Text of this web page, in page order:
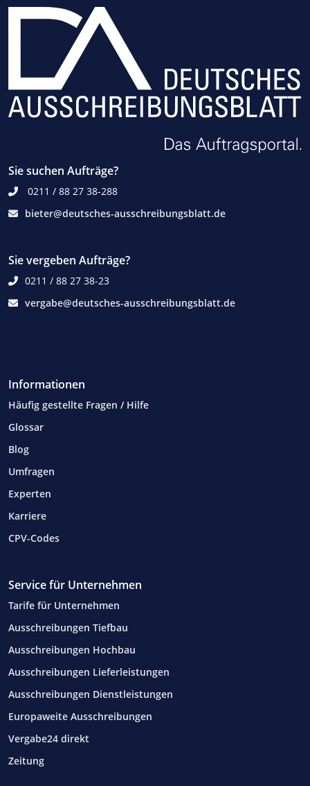
Sie suchen Aufträge?
0211 / 88 27 38-288
bieter@deutsches-ausschreibungsblatt.de
Sie vergeben Aufträge?
0211 / 88 27 38-23
vergabe@deutsches-ausschreibungsblatt.de
Informationen
Häufig gestellte Fragen / Hilfe
Glossar
Blog
Umfragen
Experten
Karriere
CPV-Codes
Service für Unternehmen
Tarife für Unternehmen
Ausschreibungen Tiefbau
Ausschreibungen Hochbau
Ausschreibungen Lieferleistungen
Ausschreibungen Dienstleistungen
Europaweite Ausschreibungen
Vergabe24 direkt
Zeitung